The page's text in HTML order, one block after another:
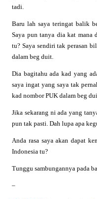
tadi.
Baru lah saya teringat balik
Saya pun tanya dia kat mana
tu? Saya sendiri tak perasan
dalam beg duit.
Dia bagitahu ada kad yang
saya ingat yang saya tak
kad nombor PUK dalam beg
Jika sekarang ni ada yang
pun tak pasti. Dah lupa apa
Anda rasa saya akan dapat
Indonesia tu?
Tunggu sambungannya pada
–